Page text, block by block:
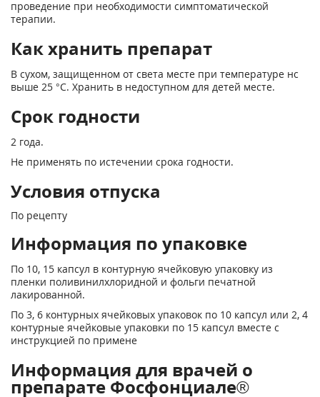
проведение при необходимости симптоматической
терапии.
Как хранить препарат
В сухом, защищенном от света месте при температуре нс
выше 25 °С. Хранить в недоступном для детей месте.
Срок годности
2 года.
Не применять по истечении срока годности.
Условия отпуска
По рецепту
Информация по упаковке
По 10, 15 капсул в контурную ячейковую упаковку из
пленки поливинилхлоридной и фольги печатной
лакированной.
По 3, 6 контурных ячейковых упаковок по 10 капсул или 2, 4
контурные ячейковые упаковки по 15 капсул вместе с
инструкцией по примене
Информация для врачей о
препарате Фосфонциале®